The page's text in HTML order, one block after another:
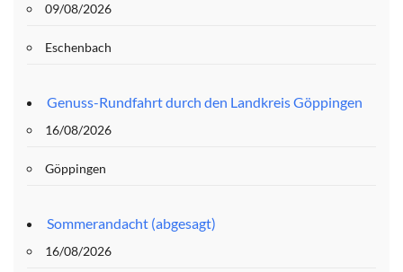
09/08/2026
Eschenbach
Genuss-Rundfahrt durch den Landkreis Göppingen
16/08/2026
Göppingen
Sommerandacht (abgesagt)
16/08/2026